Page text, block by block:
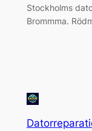
Stockholms
Brommma.